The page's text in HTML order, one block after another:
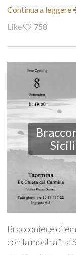
Continua a leggere
Like
758
Bracconiere di
con la mostra “La